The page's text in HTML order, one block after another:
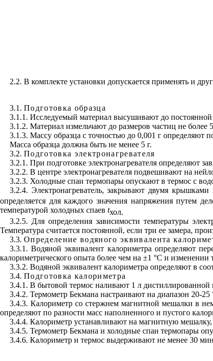
2.2. В комплекте установки допускается применять и
3.1. Подготовка образца
3.1.1. Исследуемый материал высушивают до
3.1.2. Материал измельчают до размеров частиц не
3.1.3. Массу образца с точностью до 0,001 г определяют
Масса образца должна быть не менее 5 г.
3.2. Подготовка электронагревателя
3.2.1. При подготовке электронагревателя определяют
3.2.2. В центре электронагревателя подвешивают на
3.2.3. Холодные спаи термопары опускают в термос с
3.2.4. Электронагреватель, закрывают двумя
определяется для каждого значения напряжения путем
температурой холодных спаев tхол.
3.2.5. Для определения зависимости температуры
Температура считается постоянной, если три ее замера,
3.3. Определение водяного эквивалента
3.3.1. Водяной эквивалент калориметра определяют
калориметрического опыта более чем на ±1 °С и
3.3.2. Водяной эквивалент калориметра определяют в
3.4. Подготовка калориметра
3.4.1. В бытовой термос наливают 1 л
3.4.2. Термометр Бекмана настраивают на диапазон 20-25
3.4.3. Калориметр со стержнем магнитной мешалки в
определяют по разности масс наполненного и пустого
3.4.4. Калориметр устанавливают на магнитную
3.4.5. Термометр Бекмана и холодные спаи термопары
3.4.6. Калориметр и термос выдерживают не менее 30